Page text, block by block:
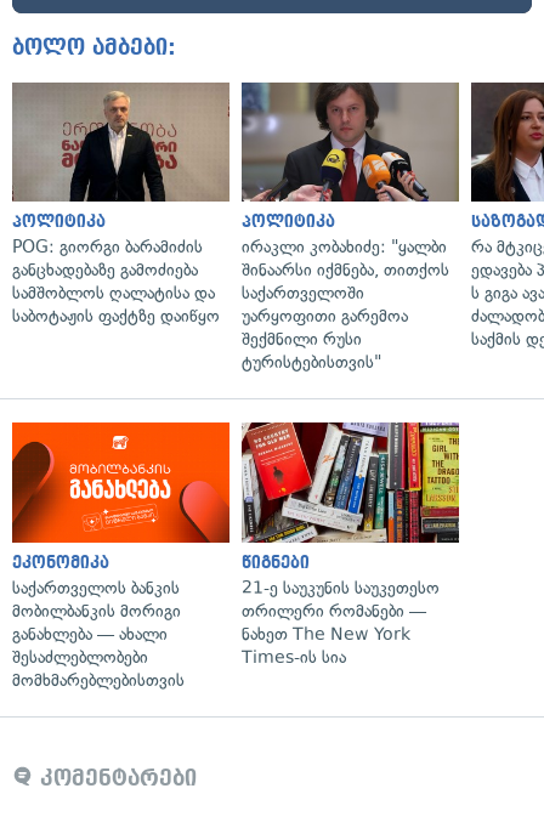
ბოლო ამბები:
პოლიტიკა
POG: გიორგი ბარამიძის
განცხადებაზე გამოძიება
სამშობლოს ღალატისა და
საბოტაჟის ფაქტზე დაიწყო
პოლიტიკა
ირაკლი კობახიძე: "ყალბი
შინაარსი იქმნება, თითქოს
საქართველოში
უარყოფითი გარემოა
შექმნილი რუსი
ტურისტებისთვის"
რა
ედავება
ს გიგა
საქმის
ეკონომიკა
საქართველოს ბანკის
მობილბანკის მორიგი
განახლება — ახალი
შესაძლებლობები
მომხმარებლებისთვის
წიგნები
21-ე საუკუნის საუკეთესო
თრილერი რომანები —
ნახეთ The New York
Times-ის სია
კომენტარები